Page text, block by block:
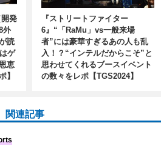
発
外
読
ゲ
恵
】
『ストリートファイター
6』“「RaMu」vs一般来場
者”には豪華すぎるあの人も乱
入！？“インテルだからこそ”と
思わせてくれるブースイベント
の数々をレポ【TGS2024】
関連記事